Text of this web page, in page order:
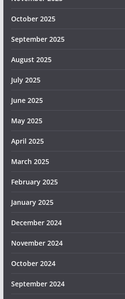
October 2025
September 2025
August 2025
July 2025
June 2025
May 2025
April 2025
March 2025
February 2025
January 2025
December 2024
November 2024
October 2024
September 2024